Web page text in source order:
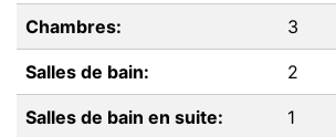
Chambres: 3
Salles de bain: 2
Salles de bain en suite: 1